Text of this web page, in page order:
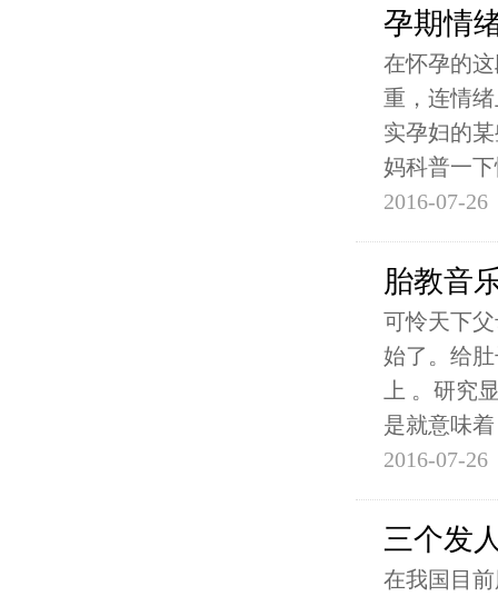
孕期情
在怀孕的
重，连情
实孕妇的
妈科普一
2016-07-26
胎教音
可怜天下
始了。给
上 。研究
是就意味着
2016-07-26
三个发
在我国目